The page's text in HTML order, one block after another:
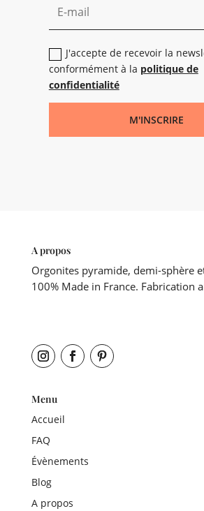
J'accepte de recevoir la
conformément à la politique de
confidentialité
M'INSCRIRE
A propos
Orgonites pyramide, demi-sphère
100% Made in France. Fabrication
Menu
Accueil
FAQ
Évènements
Blog
A propos